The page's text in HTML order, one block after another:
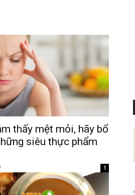
thấy mệt mỏi, hãy bổ
siêu thực phẩm
1